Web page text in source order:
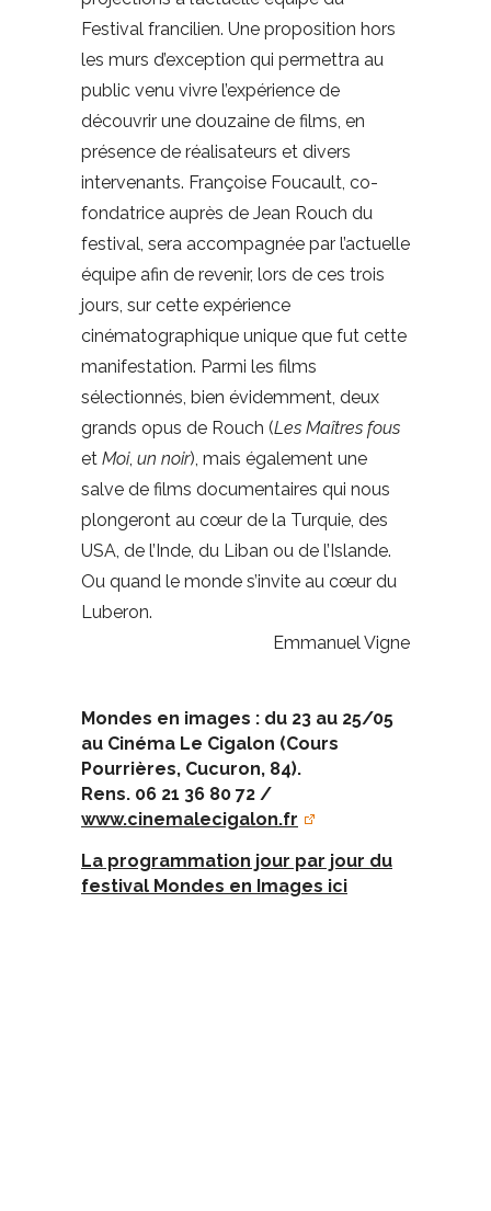
Festival francilien. Une proposition hors
les murs d’exception qui permettra au
public venu vivre l’expérience de
découvrir une douzaine de films, en
présence de réalisateurs et divers
intervenants. Françoise Foucault, co-
fondatrice auprès de Jean Rouch du
festival, sera accompagnée par l’actuelle
équipe afin de revenir, lors de ces trois
jours, sur cette expérience
cinématographique unique que fut cette
manifestation. Parmi les films
sélectionnés, bien évidemment, deux
grands opus de Rouch (Les Maîtres fous
et Moi, un noir), mais également une
salve de films documentaires qui nous
plongeront au cœur de la Turquie, des
USA, de l’Inde, du Liban ou de l’Islande.
Ou quand le monde s’invite au cœur du
Luberon.
Emmanuel Vigne
Mondes en images : du 23 au 25/05
au Cinéma Le Cigalon (Cours
Pourrières, Cucuron, 84).
Rens. 06 21 36 80 72 /
www.cinemalecigalon.fr
La programmation jour par jour du
festival Mondes en Images ici